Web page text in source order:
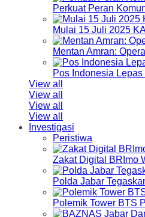
Perkuat Peran
Mulai 15 Juli 2025
Mentan Amran:
Pos Indonesia
View all
View all
View all
View all
Investigasi
Peristiwa
Zakat Digital BRImo
Polda Jabar
Polemik Tower BTS